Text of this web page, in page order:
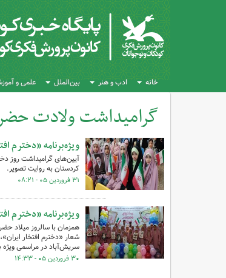
خانه ادب و هنر بین‌الملل علمی و
گرامیداشت ولادت
کل اخبار:2 ویژه‌برنامه «دخترم
آیین‌های گرامیداشت روز
کردستان به روایت تصویر.
۳۱ فروردین ۰۵ - ۰۸:۲۱
ویژه‌برنامه «دخترم
همزمان با سالروز میلاد
شعار «دخترم افتخار
سریش‌آباد در مراسمی ویژه
۳۰ فروردین ۰۵ - ۱۴:۳۳